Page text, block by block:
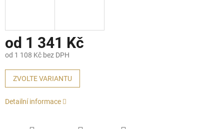
od 1 341 Kč
od 1 108 Kč bez DPH
Měrná
cena:
ZVOLTE VARIANTU
Detailní informace